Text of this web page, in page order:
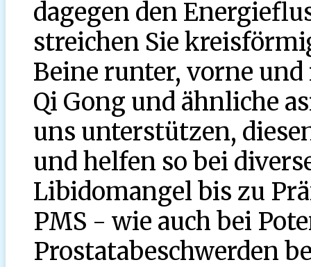
dagegen den
streichen Sie
Beine runter, vorne
Qi Gong und ähnliche
uns unterstützen,
und helfen so bei
Libidomangel bis zu
PMS - wie auch bei
Prostatabeschwerden